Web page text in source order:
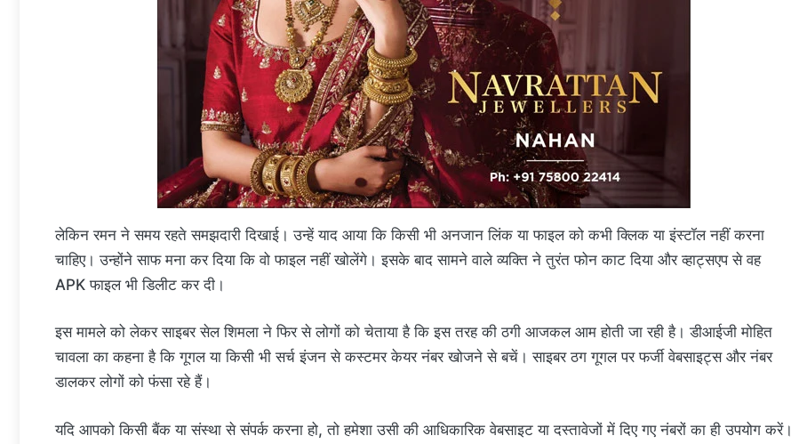
लेकिन रमन ने समय रहते समझदारी दिखाई। उन्हें याद आया कि किसी भी अनजान लिंक या फाइल को कभी क्लिक या इंस्टॉल नहीं करना
चाहिए। उन्होंने साफ मना कर दिया कि वो फाइल नहीं खोलेंगे। इसके बाद सामने वाले व्यक्ति ने तुरंत फोन काट दिया और व्हाट्सएप से वह
APK फाइल भी डिलीट कर दी।
इस मामले को लेकर साइबर सेल शिमला ने फिर से लोगों को चेताया है कि इस तरह की ठगी आजकल आम होती जा रही है। डीआईजी मोहित
चावला का कहना है कि गूगल या किसी भी सर्च इंजन से कस्टमर केयर नंबर खोजने से बचें। साइबर ठग गूगल पर फर्जी वेबसाइट्स और नंबर
डालकर लोगों को फंसा रहे हैं।
यदि आपको किसी बैंक या संस्था से संपर्क करना हो, तो हमेशा उसी की आधिकारिक वेबसाइट या दस्तावेजों में दिए गए नंबरों का ही उपयोग करें।